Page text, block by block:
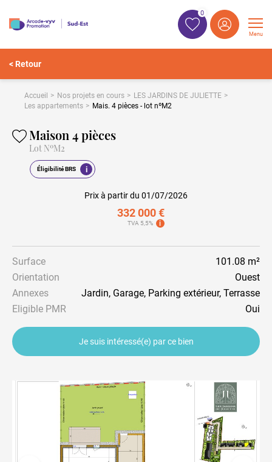
0
Menu
< Retour
Accueil Nos projets en cours
LES JARDINS DE JULIETTE
Les appartements
Mais. 4 pièces - lot nºM2
Maison 4 pièces
Lot NºM2
Éligibilité BRS i
Prix à partir du 01/07/2026
332 000 €
TVA 5,5% i
Surface
101.08 m²
Orientation
Ouest
Annexes
Jardin, Garage, Parking extérieur, Terrasse
Eligible PMR
Oui
Je suis intéressé(e) par ce bien